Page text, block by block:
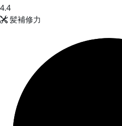
4.4
髪補修力